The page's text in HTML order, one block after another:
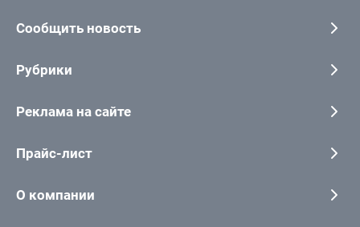
Сообщить новость
Рубрики
Реклама на сайте
Прайс-лист
О компании